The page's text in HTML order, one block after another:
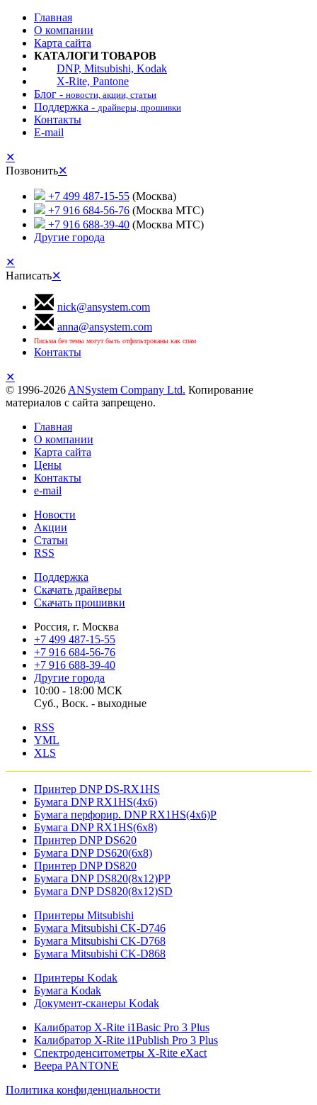
Главная
О компании
Карта сайта
КАТАЛОГИ ТОВАРОВ
DNP, Mitsubishi, Kodak
X-Rite, Pantone
Блог - новости, акции, статьи
Поддержка - драйверы, прошивки
Контакты
E-mail
✕
Позвонить✕
+7 499 487-15-55 (Москва)
+7 916 684-56-76 (Москва МТС)
+7 916 688-39-40 (Москва МТС)
Другие города
✕
Написать✕
nick@ansystem.com
anna@ansystem.com
Письма без темы могут быть отфильтрованы как спам
Контакты
✕
© 1996-2026 ANSystem Company Ltd. Копирование
материалов с сайта запрещено.
Главная
О компании
Карта сайта
Цены
Контакты
e-mail
Новости
Акции
Статьи
RSS
Поддержка
Скачать драйверы
Скачать прошивки
Россия, г. Москва
+7 499 487-15-55
+7 916 684-56-76
+7 916 688-39-40
Другие города
10:00 - 18:00 МСК
Суб., Воск. - выходные
RSS
YML
XLS
Принтер DNP DS-RX1HS
Бумага DNP RX1HS(4x6)
Бумага перфорир. DNP RX1HS(4x6)P
Бумага DNP RX1HS(6x8)
Принтер DNP DS620
Бумага DNP DS620(6x8)
Принтер DNP DS820
Бумага DNP DS820(8x12)PP
Бумага DNP DS820(8x12)SD
Принтеры Mitsubishi
Бумага Mitsubishi CK-D746
Бумага Mitsubishi CK-D768
Бумага Mitsubishi CK-D868
Принтеры Kodak
Бумага Kodak
Документ-сканеры Kodak
Калибратор X-Rite i1Basic Pro 3 Plus
Калибратор X-Rite i1Publish Pro 3 Plus
Спектроденситометры X-Rite eXact
Веера PANTONE
Политика конфиденциальности